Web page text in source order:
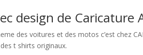
design de Caricature
des voitures et des motos c’est chez
t shirts originaux.